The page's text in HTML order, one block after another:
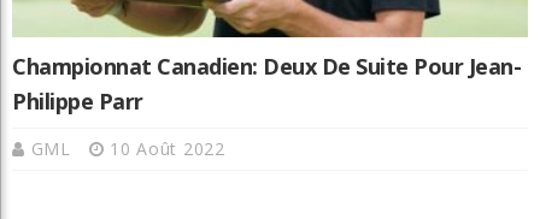
Championnat Canadien: Deux De Suite Pour Jean-
Philippe Parr
GML 10 Août 2022